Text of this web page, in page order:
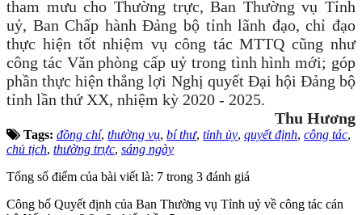
tham mưu cho Thường trực, Ban Thường vụ Tỉnh
uỷ, Ban Chấp hành Đảng bộ tỉnh lãnh đạo, chỉ đạo
thực hiện tốt nhiệm vụ công tác MTTQ cũng như
công tác Văn phòng cấp uỷ trong tình hình mới; góp
phần thực hiện thắng lợi Nghị quyết Đại hội Đảng bộ
tỉnh lần thứ XX, nhiệm kỳ 2020 - 2025.
Thu Hương
Tags: đồng chí, thường vụ, bí thư, tỉnh ủy, quyết định, công tác,
chủ tịch, thường trực, sáng ngày
Tổng số điểm của bài viết là: 7 trong 3 đánh giá
Công bố Quyết định của Ban Thường vụ Tỉnh uỷ về công tác cán